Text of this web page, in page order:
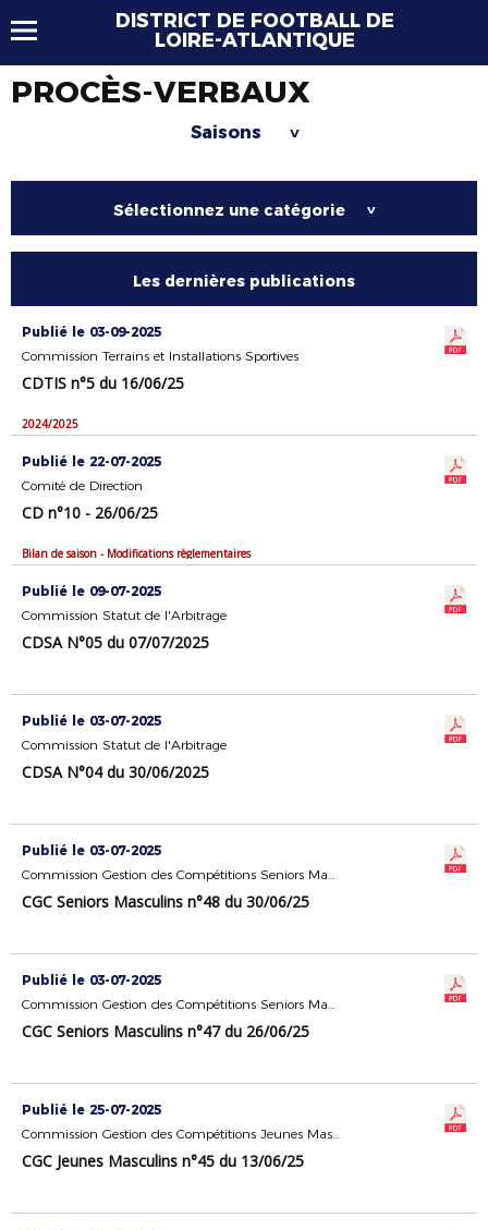
DISTRICT DE FOOTBALL DE
LOIRE-ATLANTIQUE
PROCÈS-VERBAUX
Saisons >
Sélectionnez une catégorie >
Les dernières publications
Publié le 03-09-2025
Commission Terrains et Installations Sportives
CDTIS n°5 du 16/06/25
2024/2025
Publié le 22-07-2025
Comité de Direction
CD n°10 - 26/06/25
Bilan de saison - Modifications règlementaires
Publié le 09-07-2025
Commission Statut de l'Arbitrage
CDSA N°05 du 07/07/2025
Publié le 03-07-2025
Commission Statut de l'Arbitrage
CDSA N°04 du 30/06/2025
Publié le 03-07-2025
Commission Gestion des Compétitions Seniors Masculins
CGC Seniors Masculins n°48 du 30/06/25
Publié le 03-07-2025
Commission Gestion des Compétitions Seniors Masculins
CGC Seniors Masculins n°47 du 26/06/25
Publié le 25-07-2025
Commission Gestion des Compétitions Jeunes Masculins
CGC Jeunes Masculins n°45 du 13/06/25